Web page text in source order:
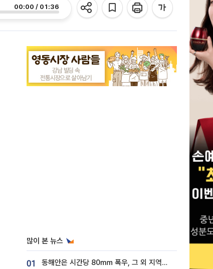
00:00 / 01:36
많이 본 뉴스
01 동해안은 시간당 80㎜ 폭우, 그 외 지역은 폭염…‘극과 극 날씨’